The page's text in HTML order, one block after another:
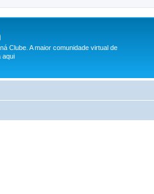
Clube. A maior comunidade virtual de
aqui